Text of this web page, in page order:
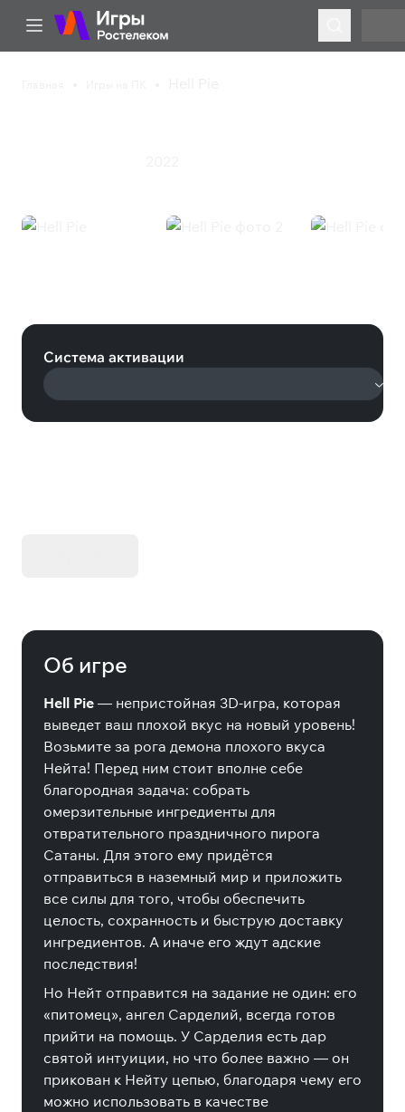
Система активации
Об игре
Hell Pie — непристойная 3D-игра, которая
выведет ваш плохой вкус на новый уровень!
Возьмите за рога демона плохого вкуса
Нейта! Перед ним стоит вполне себе
благородная задача: собрать
омерзительные ингредиенты для
отвратительного праздничного пирога
Сатаны. Для этого ему придётся
отправиться в наземный мир и приложить
все силы для того, чтобы обеспечить
целость, сохранность и быструю доставку
ингредиентов. А иначе его ждут адские
последствия!
Но Нейт отправится на задание не один: его
«питомец», ангел Сарделий, всегда готов
прийти на помощь. У Сарделия есть дар
святой интуиции, но что более важно — он
прикован к Нейту цепью, благодаря чему его
можно использовать в качестве